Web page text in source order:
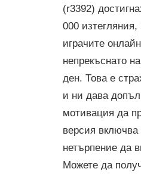
(r3392)
000
играчите онлайн
непрекъснато
ден. Това е
и ни дава
мотивация да
версия
нетърпение да
Можете да